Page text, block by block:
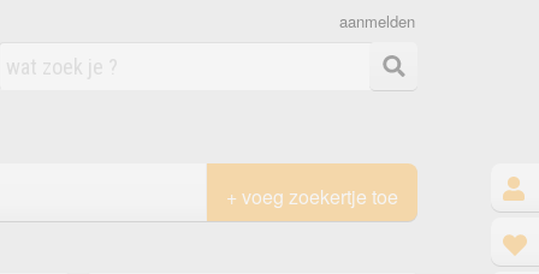
aanmelden
+ voeg zoekertje toe